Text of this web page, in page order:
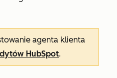
agenta klienta
HubSpot.